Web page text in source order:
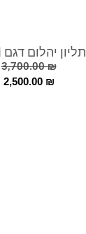
תליון יהלום דגם Remi
3,700.00₪
2,500.00 ₪